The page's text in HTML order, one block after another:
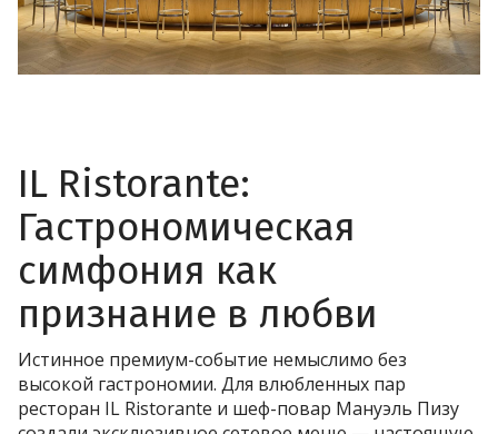
IL Ristorante:
Гастрономическая
симфония как
признание в любви
Истинное премиум-событие немыслимо без
высокой гастрономии. Для влюбленных пар
ресторан IL Ristorante и шеф-повар Мануэль Пизу